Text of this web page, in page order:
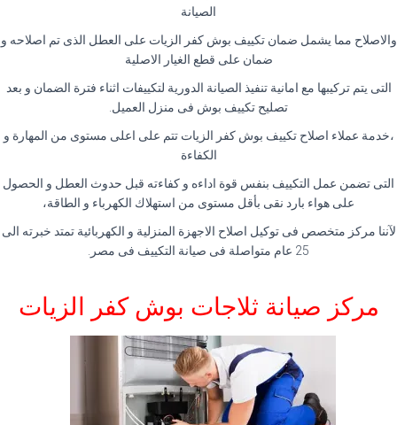
الصيانة
والاصلاح مما يشمل ضمان تكييف بوش كفر الزيات على العطل الذى تم اصلاحه و
ضمان على قطع الغيار الاصلية
التى يتم تركيبها مع امانية تنفيذ الصيانة الدورية لتكييفات اثناء فترة الضمان و بعد
تصليح تكييف بوش فى منزل العميل.
،خدمة عملاء اصلاح تكييف بوش كفر الزيات تتم على اعلى مستوى من المهارة و
الكفاءة
التى تضمن عمل التكييف بنفس قوة اداءه و كفاءته قبل حدوث العطل و الحصول
على هواء بارد نقى بأقل مستوى من استهلاك الكهرباء و الطاقة،
لآننا مركز متخصص فى توكيل اصلاح الاجهزة المنزلية و الكهربائية تمتد خبرته الى
25 عام متواصلة فى صيانة التكييف فى مصر.
مركز صيانة ثلاجات بوش كفر الزيات